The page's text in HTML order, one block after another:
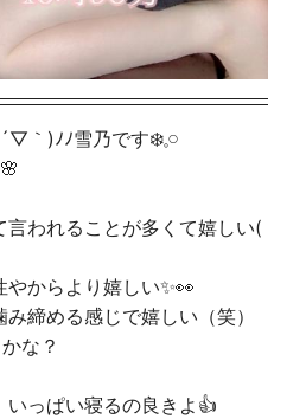
｀)ﾉﾉ雪乃です❄️𓈒𓏸
われることが多くて嬉しい(
からより嬉しい✨️👀
締める感じで嬉しい（笑）
な？
っぱい寝るの良きよ👍